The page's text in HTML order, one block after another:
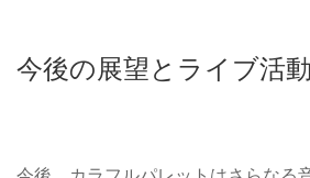
今後の展望とライブ活動